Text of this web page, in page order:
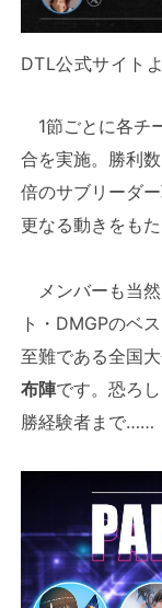
DTL公式サイト
1節ごとに各チ
合を実施。勝利
倍のサブリーダ
更なる動きをもた
メンバーも当
ト・DMGPのベ
至難である全国
布陣です。恐ろ
勝経験者まで……